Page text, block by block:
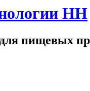
НН
пищевых